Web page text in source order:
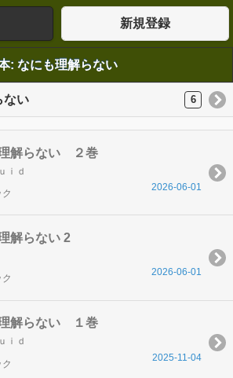
新規登録
: なにも理解らない
ない 6
解らない ２巻
ｉｄ
2026-06-01
解らない 2
2026-06-01
解らない １巻
ｉｄ
2025-11-04